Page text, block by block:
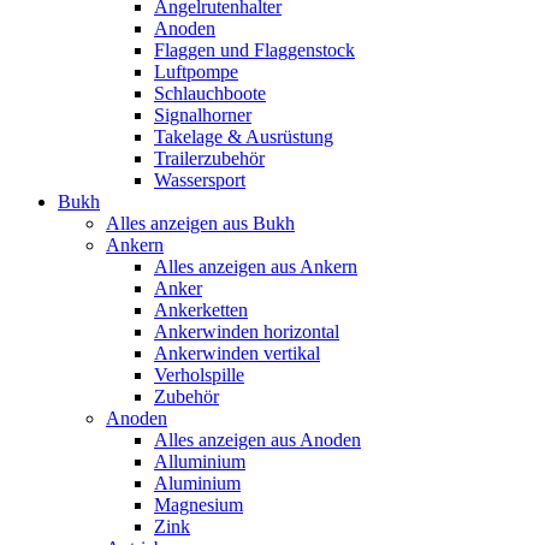
Angelrutenhalter
Anoden
Flaggen und Flaggenstock
Luftpompe
Schlauchboote
Signalhorner
Takelage & Ausrüstung
Trailerzubehör
Wassersport
Bukh
Alles anzeigen aus Bukh
Ankern
Alles anzeigen aus Ankern
Anker
Ankerketten
Ankerwinden horizontal
Ankerwinden vertikal
Verholspille
Zubehör
Anoden
Alles anzeigen aus Anoden
Alluminium
Aluminium
Magnesium
Zink